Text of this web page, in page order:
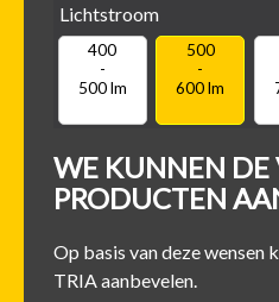
Lichtstroom
400
-
500 lm
500
-
600 lm
WE KUNNEN DE
PRODUCTEN
Op basis van deze wensen
TRIA aanbevelen.